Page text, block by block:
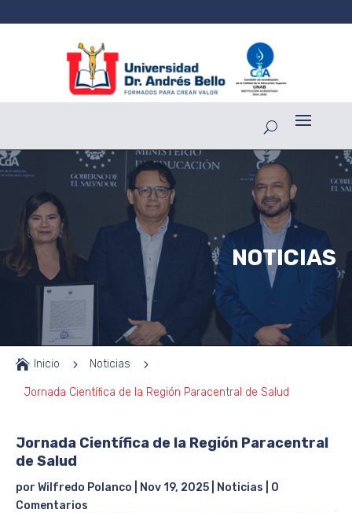
NOTICIAS
 Inicio 5 Noticias 5
Jornada Científica de la Región Paracentral de Salud
Jornada Científica de la Región Paracentral
de Salud
por Wilfredo Polanco Nov 19, 2025 Noticias
0
Comentarios